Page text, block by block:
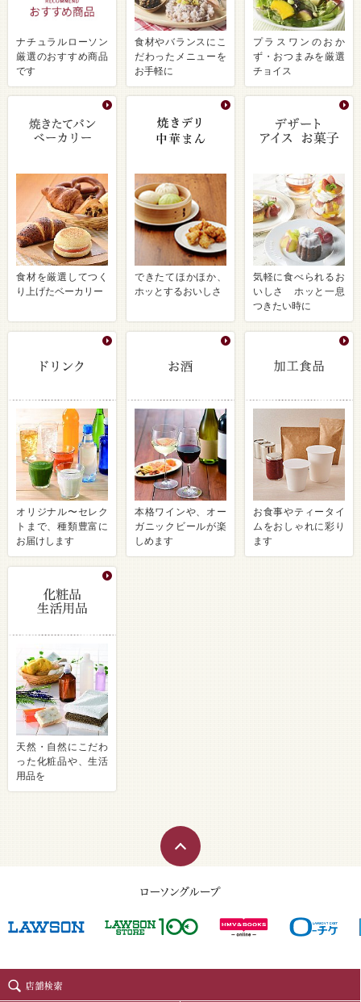
ナチュラルローソン
厳選のおすすめ商品
です
食材やバランスにこ
だわったメニューを
お手軽に
プラスワンのおか
ず・おつまみを厳選
チョイス
食材を厳選してつく
り上げたベーカリー
できたてほかほか、
ホッとするおいしさ
気軽に食べられるお
いしさ ホッと一息
つきたい時に
オリジナル〜セレク
トまで、種類豊富に
お届けします
本格ワインや、オー
ガニックビールが楽
しめます
お食事やティータイ
ムをおしゃれに彩り
ます
天然・自然にこだわ
った化粧品や、生活
用品を